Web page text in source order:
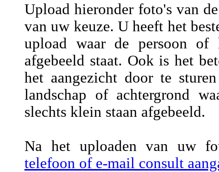
Upload hieronder foto's van
van uw keuze. U heeft het
upload waar de persoon of
afgebeeld staat. Ook is het
het aangezicht door te
landschap of achtergrond
slechts klein staan afgebeeld.
Na het uploaden van uw
telefoon of e-mail consult